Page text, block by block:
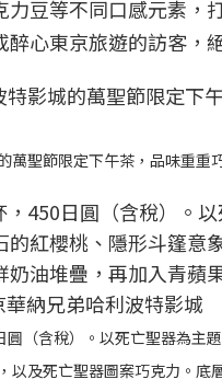
豆等不同口感元素，
心東京旅遊的訪客，
萬聖節限定下午茶，品味重
（含稅）。以死亡聖器為主
以及死亡聖器圖案巧克力。